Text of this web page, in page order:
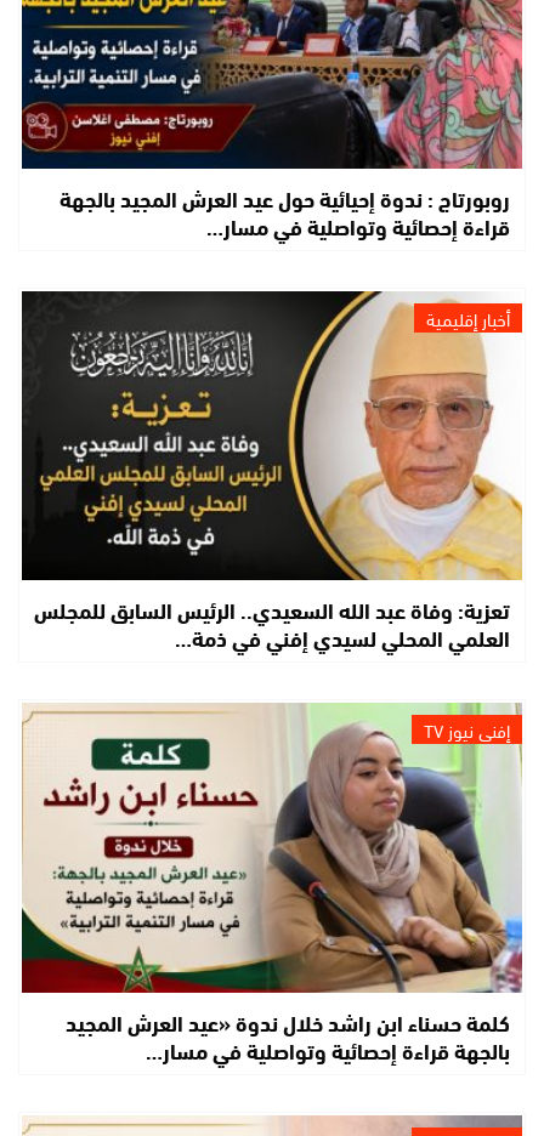
روبورتاج : ندوة إحيائية حول عيد العرش المجيد بالجهة
قراءة إحصائية وتواصلية في مسار…
أخبار إقليمية
تعزية: وفاة عبد الله السعيدي.. الرئيس السابق للمجلس
العلمي المحلي لسيدي إفني في ذمة…
إفني نيوز TV
كلمة حسناء ابن راشد خلال ندوة «عيد العرش المجيد
بالجهة قراءة إحصائية وتواصلية في مسار…